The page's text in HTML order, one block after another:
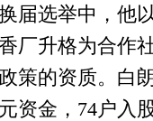
届选举中，他
厂升格为合作
策的资质。白
资金，74户入